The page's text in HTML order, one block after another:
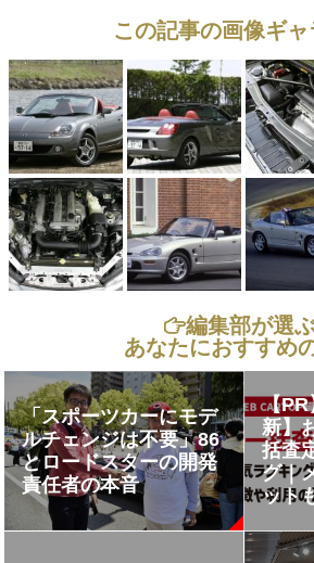
この記事の画像ギャ
編集部が選
あなたにおすすめ
「スポーツカーにモデ
ルチェンジは不要」86
とロードスターの開発
責任者の本音
【PR
新】
括査
グ｜
ット